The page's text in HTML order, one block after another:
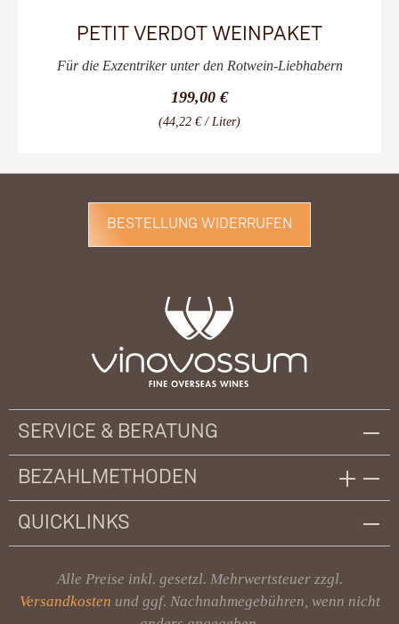
PETIT VERDOT WEINPAKET
Für die Exzentriker unter den Rotwein-Liebhabern
199,00 €
(44,22 € / Liter)
BESTELLUNG WIDERRUFEN
SERVICE & BERATUNG
BEZAHLMETHODEN
QUICKLINKS
Alle Preise inkl. gesetzl. Mehrwertsteuer zzgl.
Versandkosten und ggf. Nachnahmegebühren, wenn nicht